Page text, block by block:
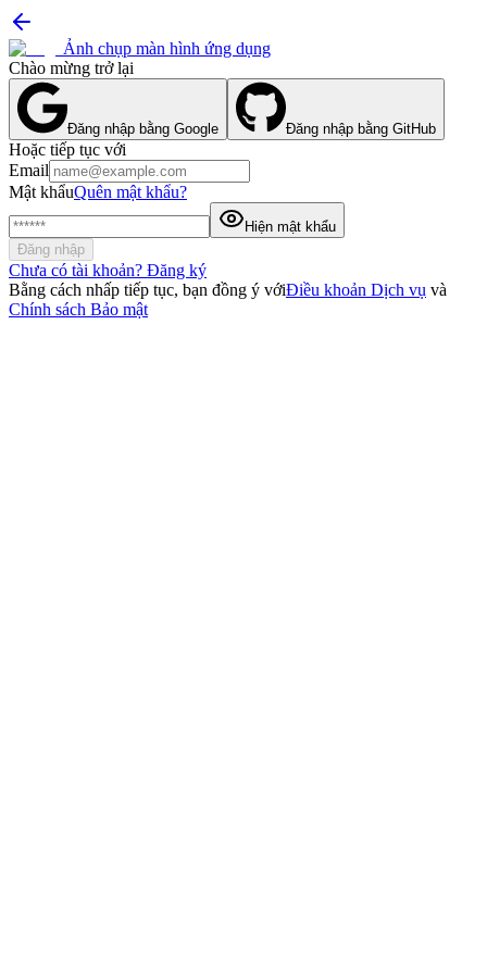
Ảnh chụp màn hình ứng dụng
Chào mừng trở lại
Đăng nhập bằng Google Đăng nhập bằng GitHub
Hoặc tiếp tục với
Email
Mật khẩuQuên mật khẩu?
Hiện mật khẩu
Đăng nhập
Chưa có tài khoản? Đăng ký
Bằng cách nhấp tiếp tục, bạn đồng ý vớiĐiều khoản Dịch vụ và
Chính sách Bảo mật